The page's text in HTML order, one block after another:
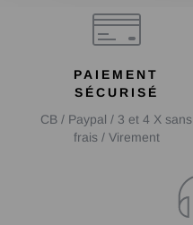
PAIEMENT
SÉCURISÉ
CB / Paypal / 3 et 4 X sans
frais / Virement